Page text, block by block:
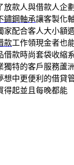
放款人與借款人企
鏽鋼軸承讓客製化
配合客人大小額
款工作領現金者也
借款時尚套袋收縮
獨特的客戶服務蘆
想中更便利的借貸
得起並且每晚都能